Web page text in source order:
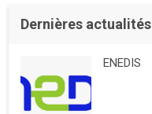
Dernières actualités
ENEDIS